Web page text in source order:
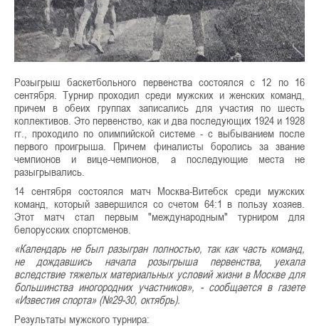
Розыгрыш баскетбольного первенства состоялся с 12 по 16
сентября. Турнир проходил среди мужских и женских команд,
причем в обеих группах записались для участия по шесть
коллективов. Это первенство, как и два последующих 1924 и 1928
гг., проходило по олимпийской системе - с выбыванием после
первого проигрыша. Причем финалисты боролись за звание
чемпионов и вице-чемпионов, а последующие места не
разыгрывались.
14 сентября состоялся матч Москва-Витебск среди мужских
команд, который завершился со счетом 64:1 в пользу хозяев.
Этот матч стал первым "международным" турниром для
белорусских спортсменов.
«Календарь не был разыгран полностью, так как часть команд,
не дождавшись начала розыгрыша первенства, уехала
вследствие тяжелых материальных условий жизни в Москве для
большинства иногородних участников», - сообщается в газете
«Известия спорта» (№29-30, октябрь).
Результаты мужского турнира: